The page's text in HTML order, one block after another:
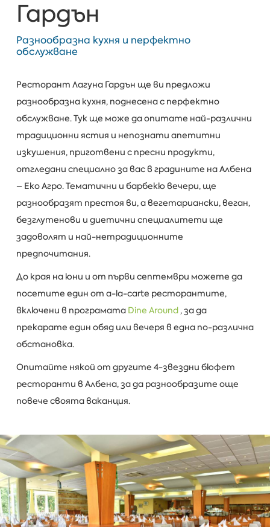
Гардън
Разнообразна кухня и перфектно
обслужване
Ресторант Лагуна Гардън ще ви предложи
разнообразна кухня, поднесена с перфектно
обслужване. Тук ще може да опитате най-различни
традиционни ястия и непознати апетитни
изкушения, приготвени с пресни продукти,
отгледани специално за вас в градините на Албена
– Еко Агро. Тематични и барбекю вечери, ще
разнообразят престоя ви, а вегетариански, веган,
безглутенови и диетични специалитети ще
задоволят и най-нетрадиционните
предпочитания.
До края на юни и от първи септември можете да
посетите един от a-la-carte ресторантите,
включени в програмата Dine Around, за да
прекарате един обяд или вечеря в една по-различна
обстановка.
Опитайте някой от другите 4-звездни бюфет
ресторанти в Албена, за да разнообразите още
повече своята ваканция.